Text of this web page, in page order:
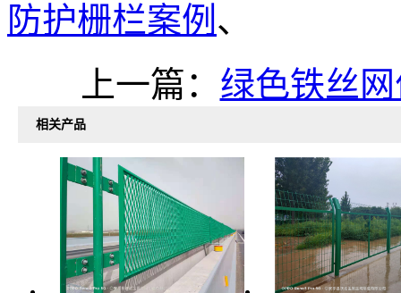
防护栅栏案例 、
上一篇： 绿色铁丝
相关产品